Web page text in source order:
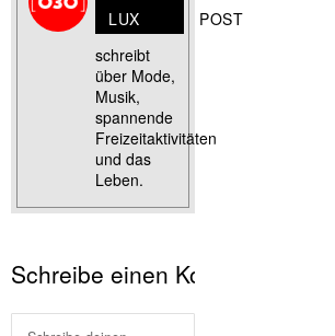
LUX
POST
schreibt
über Mode,
Musik,
spannende
Freizeitaktivitäten
und das
Leben.
Schreibe einen Kommentar